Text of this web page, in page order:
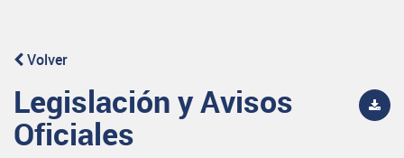
Volver
Legislación y Avisos
Oficiales